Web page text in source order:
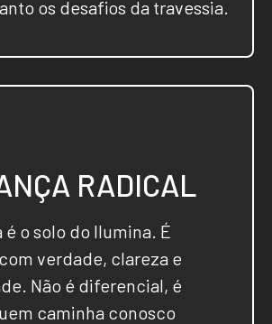
os desafios da travessia.
RADICAL
o solo do Ilumina. É
verdade, clareza e
Não é diferencial, é
caminha conosco